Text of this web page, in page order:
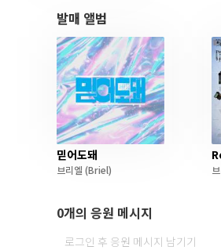
발매 앨범
믿어도돼
브리엘 (Briel)
0개의 응원 메시지